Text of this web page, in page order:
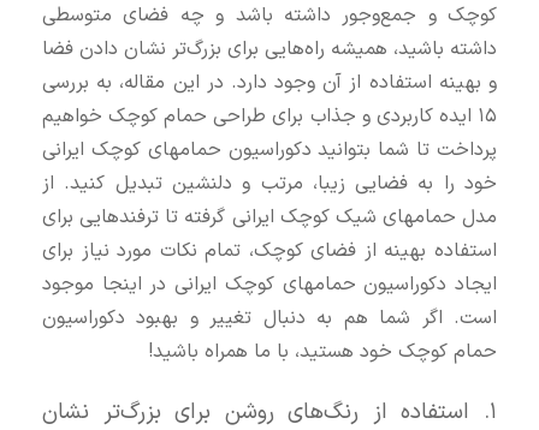
کوچک و جمع‌وجور داشته باشد و چه فضای متوسطی
داشته باشید، همیشه راه‌هایی برای بزرگ‌تر نشان دادن فضا
و بهینه استفاده از آن وجود دارد. در این مقاله، به بررسی
۱۵ ایده کاربردی و جذاب برای طراحی حمام کوچک خواهیم
پرداخت تا شما بتوانید دکوراسیون حمامهای کوچک ایرانی
خود را به فضایی زیبا، مرتب و دلنشین تبدیل کنید. از
مدل حمامهای شیک کوچک ایرانی گرفته تا ترفندهایی برای
استفاده بهینه از فضای کوچک، تمام نکات مورد نیاز برای
ایجاد دکوراسیون حمامهای کوچک ایرانی در اینجا موجود
است. اگر شما هم به دنبال تغییر و بهبود دکوراسیون
حمام کوچک خود هستید، با ما همراه باشید!
۱. استفاده از رنگ‌های روشن برای بزرگ‌تر نشان